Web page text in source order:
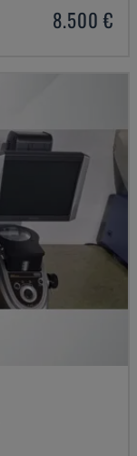
8.500 €